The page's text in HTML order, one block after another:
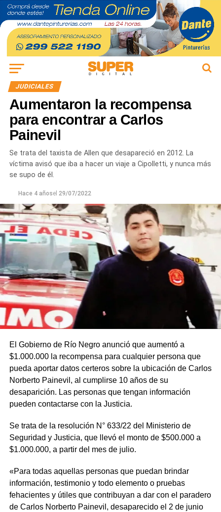
JUDICIALES
Aumentaron la recompensa
para encontrar a Carlos
Painevil
Se trata del taxista de Allen que desapareció en 2012. La
víctima avisó que iba a hacer un viaje a Cipolletti, y nunca más
se supo de él.
Hace 4 añosel 29/07/2022
El Gobierno de Río Negro anunció que aumentó a
$1.000.000 la recompensa para cualquier persona que
pueda aportar datos certeros sobre la ubicación de Carlos
Norberto Painevil, al cumplirse 10 años de su
desaparición. Las personas que tengan información
pueden contactarse con la Justicia.
Se trata de la resolución N° 633/22 del Ministerio de
Seguridad y Justicia, que llevó el monto de $500.000 a
$1.000.000, a partir del mes de julio.
«Para todas aquellas personas que puedan brindar
información, testimonio y todo elemento o pruebas
fehacientes y útiles que contribuyan a dar con el paradero
de Carlos Norberto Painevil, desaparecido el 2 de junio